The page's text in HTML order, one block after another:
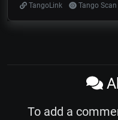
TangoLink
Tango Scan
To add a